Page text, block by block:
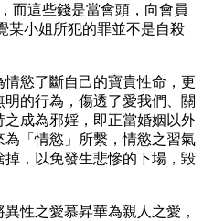
而這些錢是當會頭，向會員
某小姐所犯的罪並不是自殺
慾了斷自己的寶貴性命，更
的行為，傷透了愛我們、關
成為邪婬，即正當婚姻以外
「情慾」所繫，情慾之習氣
，以免發生悲慘的下場，毀
性之愛慕昇華為親人之愛，